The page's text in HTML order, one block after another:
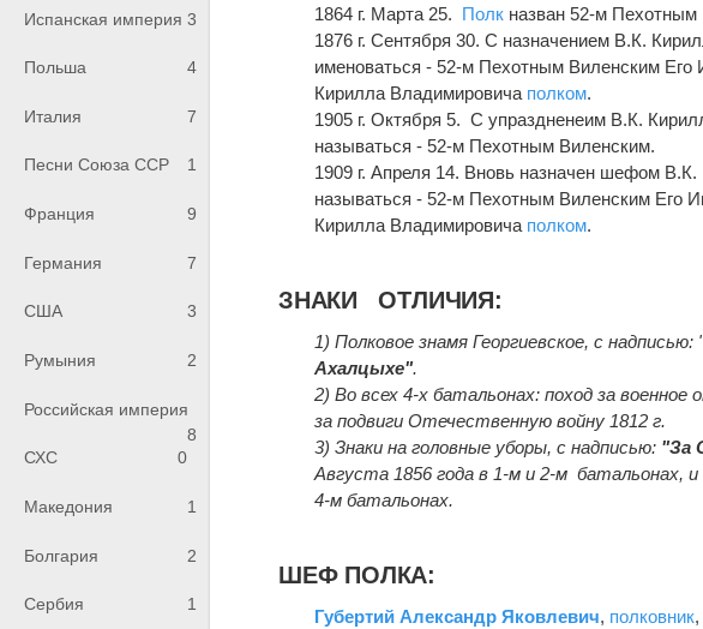
Испанская империя 3
Польша 4
Италия 7
Песни Союза ССР 1
Франция 9
Германия 7
США 3
Румыния 2
Российская империя
8
СХС
0
Македония 1
Болгария 2
Сербия 1
1864 г. Марта 25. Полк назван 52-м Пехотным
1876 г. Сентября 30. С назначением В.К.
именоваться - 52-м Пехотным Виленским Его
Кирилла Владимировича полком.
1905 г. Октября 5. С упраздненеим В.К.
называться - 52-м Пехотным Виленским.
1909 г. Апреля 14. Вновь назначен шефом
называться - 52-м Пехотным Виленским Его
Кирилла Владимировича полком.
ЗНАКИ ОТЛИЧИЯ:
1) Полковое знамя Георгиевское, с надписью:
Ахалцыхе".
2) Во всех 4-х батальонах: поход за
за подвиги Отечественную войну 1812 г.
3) Знаки на головные уборы, с надписью: "За
Августа 1856 года в 1-м и 2-м батальонах, и
4-м батальонах.
ШЕФ ПОЛКА:
Губертий Александр Яковлевич, полковник